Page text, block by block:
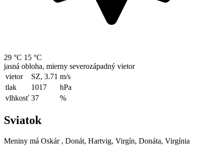
29 °C 15 °C
jasná obloha, mierny severozápadný vietor
vietor
SZ, 3.71 m/s
tlak
1017
hPa
vlhkosť 37 %
Sviatok
Meniny má Oskár , Donát, Hartvig, Virgín, Donáta, Virgínia